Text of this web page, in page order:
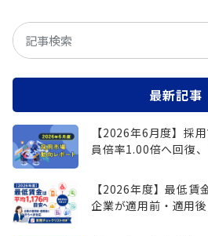
最新記事
【2026年6月度】採
員倍率1.00倍へ回復
【2026年度】最低賃
企業が適用前・適用